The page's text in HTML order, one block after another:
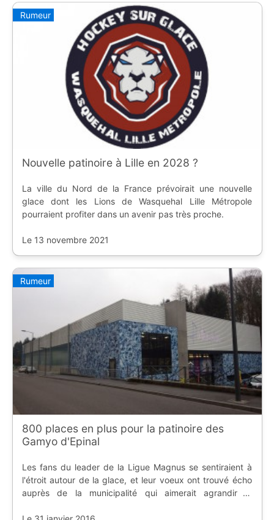
Rumeur
Nouvelle patinoire à Lille en 2028 ?
La ville du Nord de la France prévoirait une nouvelle
glace dont les Lions de Wasquehal Lille Métropole
pourraient profiter dans un avenir pas très proche.
Le 13 novembre 2021
Rumeur
800 places en plus pour la patinoire des
Gamyo d'Epinal
Les fans du leader de la Ligue Magnus se sentiraient à
l'étroit autour de la glace, et leur voeux ont trouvé écho
auprès de la municipalité qui aimerait agrandir la